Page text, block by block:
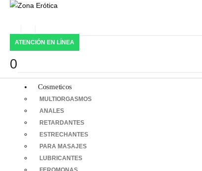
ATENCIÓN EN LÍNEA
0
Cosmeticos
MULTIORGASMOS
ANALES
RETARDANTES
ESTRECHANTES
PARA MASAJES
LUBRICANTES